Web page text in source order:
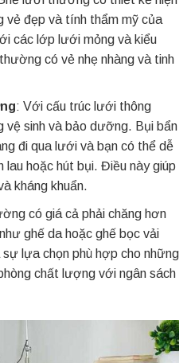
vẻ đẹp và tính thẩm mỹ của
các lớp lưới mỏng và kiểu
có vẻ nhẹ nhàng và tinh
: Với cấu trúc lưới thông
vệ sinh và bảo dưỡng. Bụi bẩn
đi qua lưới và bạn có thể dễ
lau hoặc hút bụi. Điều này giúp
kháng khuẩn.
có giá cả phải chăng hơn
ghế da hoặc ghế bọc vải
lựa chọn phù hợp cho những
chất lượng với ngân sách